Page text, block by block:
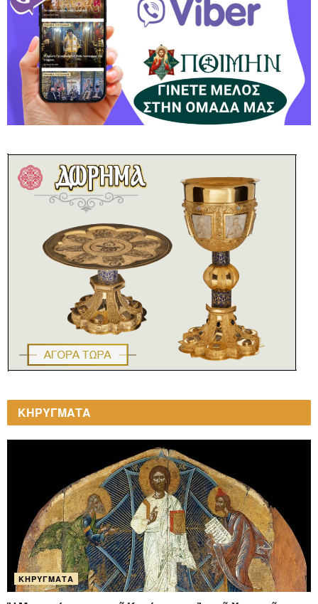
ΚΗΡΥΓΜΑΤΑ
ΚΗΡΎΓΜΑΤΑ